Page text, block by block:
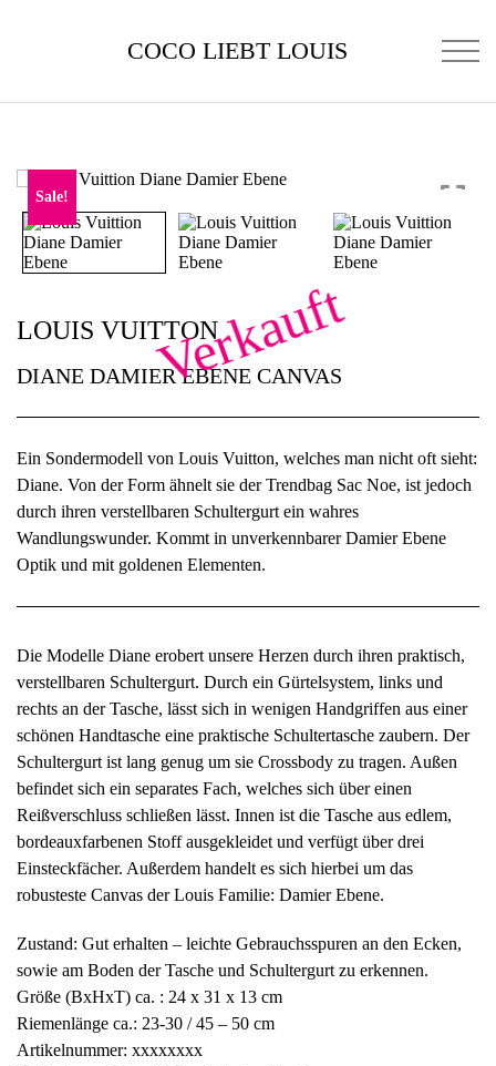
COCO LIEBT LOUIS
Sale!
Verkauft
LOUIS VUITTON
DIANE DAMIER EBENE CANVAS
Ein Sondermodell von Louis Vuitton, welches man nicht oft sieht:
Diane. Von der Form ähnelt sie der Trendbag Sac Noe, ist jedoch
durch ihren verstellbaren Schultergurt ein wahres
Wandlungswunder. Kommt in unverkennbarer Damier Ebene
Optik und mit goldenen Elementen.
Die Modelle Diane erobert unsere Herzen durch ihren praktisch,
verstellbaren Schultergurt. Durch ein Gürtelsystem, links und
rechts an der Tasche, lässt sich in wenigen Handgriffen aus einer
schönen Handtasche eine praktische Schultertasche zaubern. Der
Schultergurt ist lang genug um sie Crossbody zu tragen. Außen
befindet sich ein separates Fach, welches sich über einen
Reißverschluss schließen lässt. Innen ist die Tasche aus edlem,
bordeauxfarbenen Stoff ausgekleidet und verfügt über drei
Einsteckfächer. Außerdem handelt es sich hierbei um das
robusteste Canvas der Louis Familie: Damier Ebene.
Zustand: Gut erhalten – leichte Gebrauchsspuren an den Ecken,
sowie am Boden der Tasche und Schultergurt zu erkennen.
Größe (BxHxT) ca. : 24 x 31 x 13 cm
Riemenlänge ca.: 23-30 / 45 – 50 cm
Artikelnummer: xxxxxxxx